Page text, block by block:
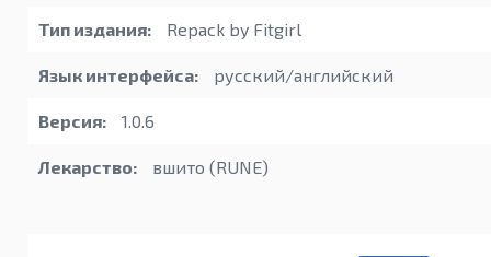
Тип издания: Repack by Fitgirl
Язык интерфейса: русский/английский
Версия: 1.0.6
Лекарство: вшито (RUNE)